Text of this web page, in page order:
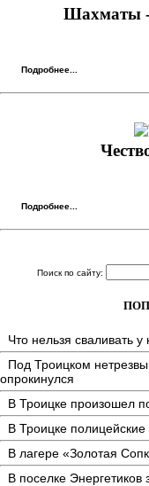
Шахматы -
Подробнее...
Подробнее...
Поиск по сайту:
Что нельзя сваливать
Под Троицком
опрокинулся
В Троицке произошел
В Троицке
В лагере «Золотая
В поселке Энергетиков